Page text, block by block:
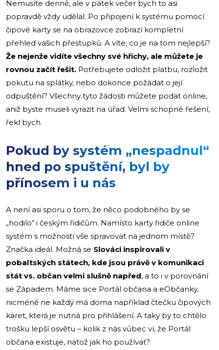
Nemusíte denně, ale v pátek večer bych to asi
popravdě vždy udělal. Po připojení k systému pomocí
čipové karty se na obrazovce zobrazí kompletní
přehled vašich přestupků. A víte, co je na tom nejlepší?
Že nejenže vidíte všechny své hříchy, ale můžete je
rovnou začít řešit. Potřebujete odložit platbu, rozložit
pokutu na splátky, nebo dokonce požádat o její
odpuštění? Všechny tyto žádosti můžete podat online,
aniž byste museli vyrazit na úřad. Velmi schopné řešení,
řekl bych.
Pokud by systém „nespadnul“
hned po spuštění, byl by
přínosem i u nás
A není asi sporu o tom, že něco podobného by se
„hodilo“ i českým řidičům. Namísto karty řidiče online
systém s možností vše spravovat na jednom místě?
Značka ideál. Možná se Slováci inspirovali v
pobaltských státech, kde jsou právě v komunikaci
stát vs. občan velmi slušně napřed, a to i v porovnání
se Západem. Máme sice Portál občana a eObčanky,
nicméně ne každý má doma například čtečku čipových
karet, která je nutná pro přihlášení. A taky by to chtělo
trošku lepší osvětu – kolik z nás vůbec ví, že Portál
občana existuje, natož jak ho používat?